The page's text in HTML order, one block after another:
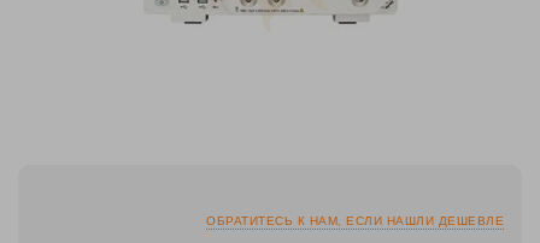
ОБРАТИТЕСЬ К НАМ, ЕСЛИ НАШЛИ ДЕШЕВЛЕ